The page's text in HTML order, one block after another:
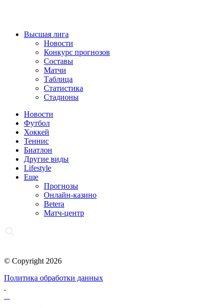
Высшая лига
Новости
Конкурс прогнозов
Составы
Матчи
Таблица
Статистика
Стадионы
Новости
Футбол
Хоккей
Теннис
Биатлон
Другие виды
Lifestyle
Еще
Прогнозы
Онлайн-казино
Betera
Матч-центр
© Copyright 2026
Политика обработки данных